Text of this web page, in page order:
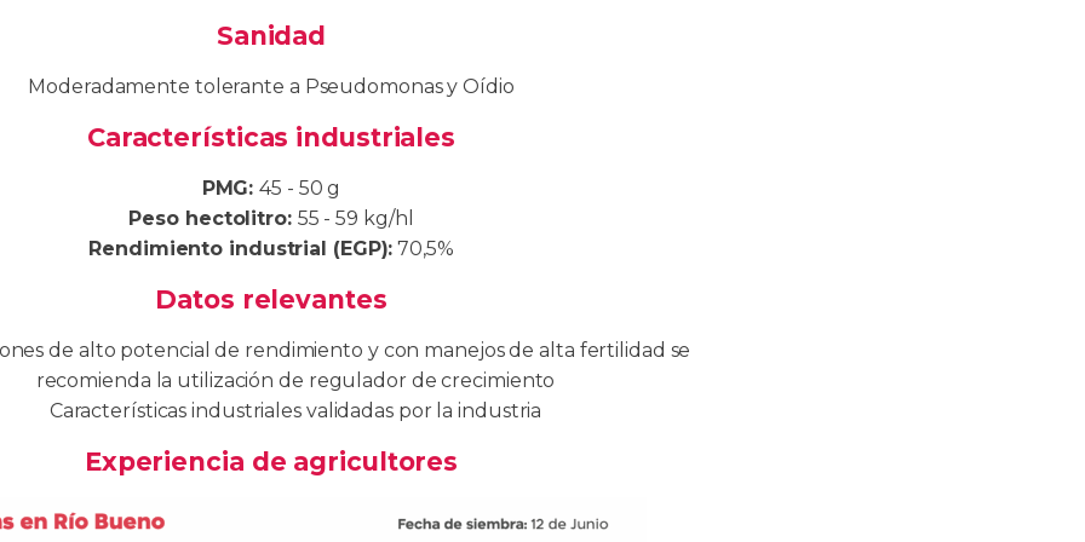
Sanidad
Moderadamente tolerante a Pseudomonas y Oídio
Características industriales
PMG:45 - 50 g
Peso hectolitro: 55 - 59 kg/hl
Rendimiento industrial (EGP): 70,5%
Datos relevantes
de alto potencial de rendimiento y con manejos de alta fertilidad se
recomienda la utilización de regulador de crecimiento
Características industriales validadas por la industria
Experiencia de agricultores